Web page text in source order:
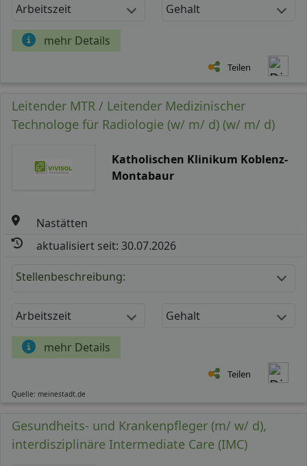
Arbeitszeit Gehalt
mehr Details
Teilen
Leitender MTR / Leitender Medizinischer
Technologe für Radiologie (w/ m/ d) (w/ m/ d)
Katholischen Klinikum Koblenz-
Montabaur
Nastätten
aktualisiert seit: 30.07.2026
Stellenbeschreibung:
Arbeitszeit Gehalt
mehr Details
Teilen
Quelle: meinestadt.de
Gesundheits- und Krankenpfleger (m/ w/ d),
interdisziplinäre Intermediate Care (IMC)